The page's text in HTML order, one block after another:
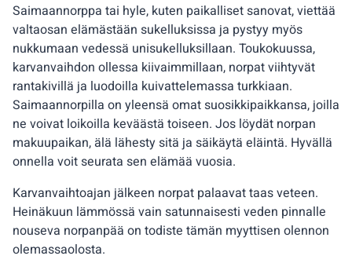
Saimaannorppa tai hyle, kuten paikalliset sanovat, viettää
valtaosan elämästään sukelluksissa ja pystyy myös
nukkumaan vedessä unisukelluksillaan. Toukokuussa,
karvanvaihdon ollessa kiivaimmillaan, norpat viihtyvät
rantakivillä ja luodoilla kuivattelemassa turkkiaan.
Saimaannorpilla on yleensä omat suosikkipaikkansa, joilla
ne voivat loikoilla keväästä toiseen. Jos löydät norpan
makuupaikan, älä lähesty sitä ja säikäytä eläintä. Hyvällä
onnella voit seurata sen elämää vuosia.
Karvanvaihtoajan jälkeen norpat palaavat taas veteen.
Heinäkuun lämmössä vain satunnaisesti veden pinnalle
nouseva norpanpää on todiste tämän myyttisen olennon
olemassaolosta.